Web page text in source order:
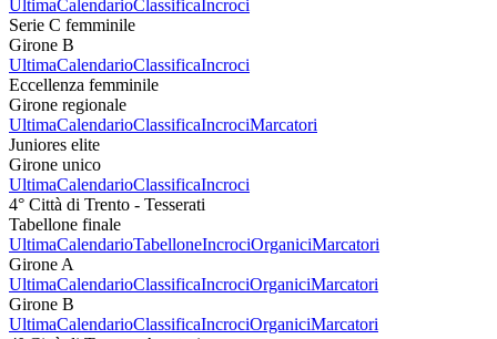
UltimaCalendarioClassificaIncroci
Serie C femminile
Girone B
UltimaCalendarioClassificaIncroci
Eccellenza femminile
Girone regionale
UltimaCalendarioClassificaIncrociMarcatori
Juniores elite
Girone unico
UltimaCalendarioClassificaIncroci
4° Città di Trento - Tesserati
Tabellone finale
UltimaCalendarioTabelloneIncrociOrganiciMarcatori
Girone A
UltimaCalendarioClassificaIncrociOrganiciMarcatori
Girone B
UltimaCalendarioClassificaIncrociOrganiciMarcatori